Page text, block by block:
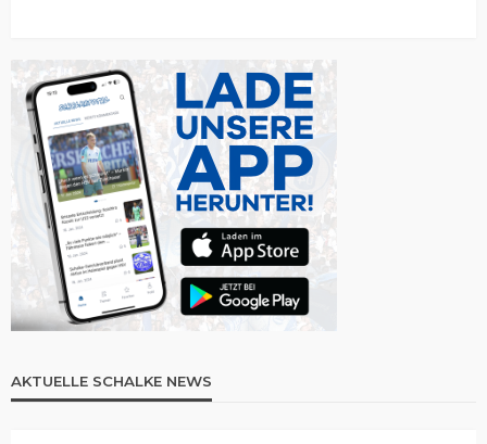
AKTUELLE SCHALKE NEWS